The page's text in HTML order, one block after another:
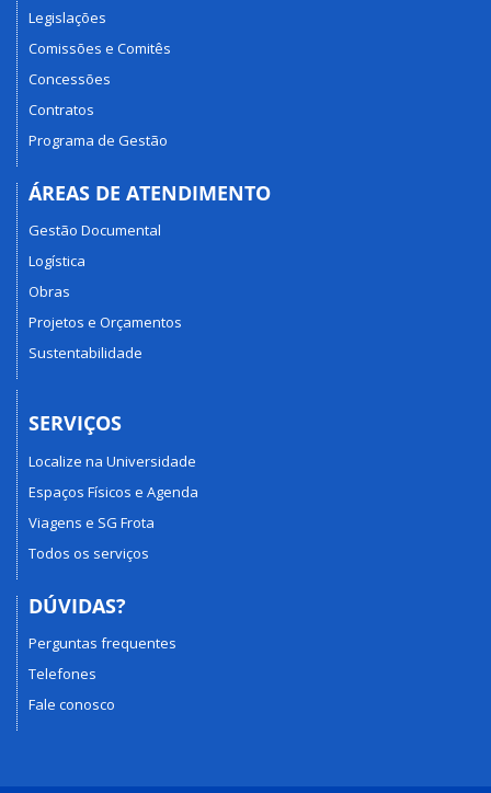
Legislações
Comissões e Comitês
Concessões
Contratos
Programa de Gestão
ÁREAS DE ATENDIMENTO
Gestão Documental
Logística
Obras
Projetos e Orçamentos
Sustentabilidade
SERVIÇOS
Localize na Universidade
Espaços Físicos e Agenda
Viagens e SG Frota
Todos os serviços
DÚVIDAS?
Perguntas frequentes
Telefones
Fale conosco